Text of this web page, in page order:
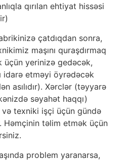
qırılan ehtiyat hissəsi
çatdıqdan sonra,
maşını quraşdırmaq
üçün yerinizə gedəcək,
idarə etməyi öyrədəcək
asılıdır). Xərclər (təyyarə
səyahət haqqı)
və texniki işçi üçün gündə
Həmçinin təlim etmək üçün
problem yaranarsa,